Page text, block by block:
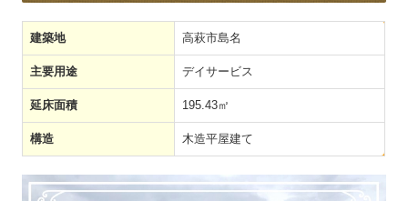
施工例 福祉施設
リフォーム について
リフォーム家づくりの流れ
リフォーム・外構 施工例
建築地 高萩市島名
主要用途 デイサービス
延床面積 195.43㎡
構造 木造平屋建て